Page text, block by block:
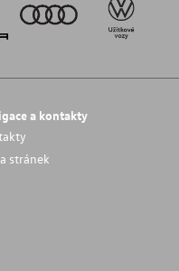
a kontakty
stránek